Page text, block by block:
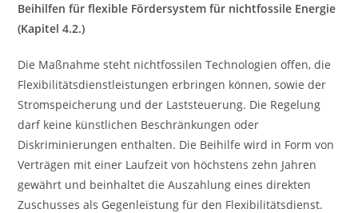
Beihilfen für flexible Fördersystem für nichtfossile Energie
(Kapitel 4.2.)
Die Maßnahme steht nichtfossilen Technologien offen, die
Flexibilitätsdienstleistungen erbringen können, sowie der
Stromspeicherung und der Laststeuerung. Die Regelung
darf keine künstlichen Beschränkungen oder
Diskriminierungen enthalten. Die Beihilfe wird in Form von
Verträgen mit einer Laufzeit von höchstens zehn Jahren
gewährt und beinhaltet die Auszahlung eines direkten
Zuschusses als Gegenleistung für den Flexibilitätsdienst.